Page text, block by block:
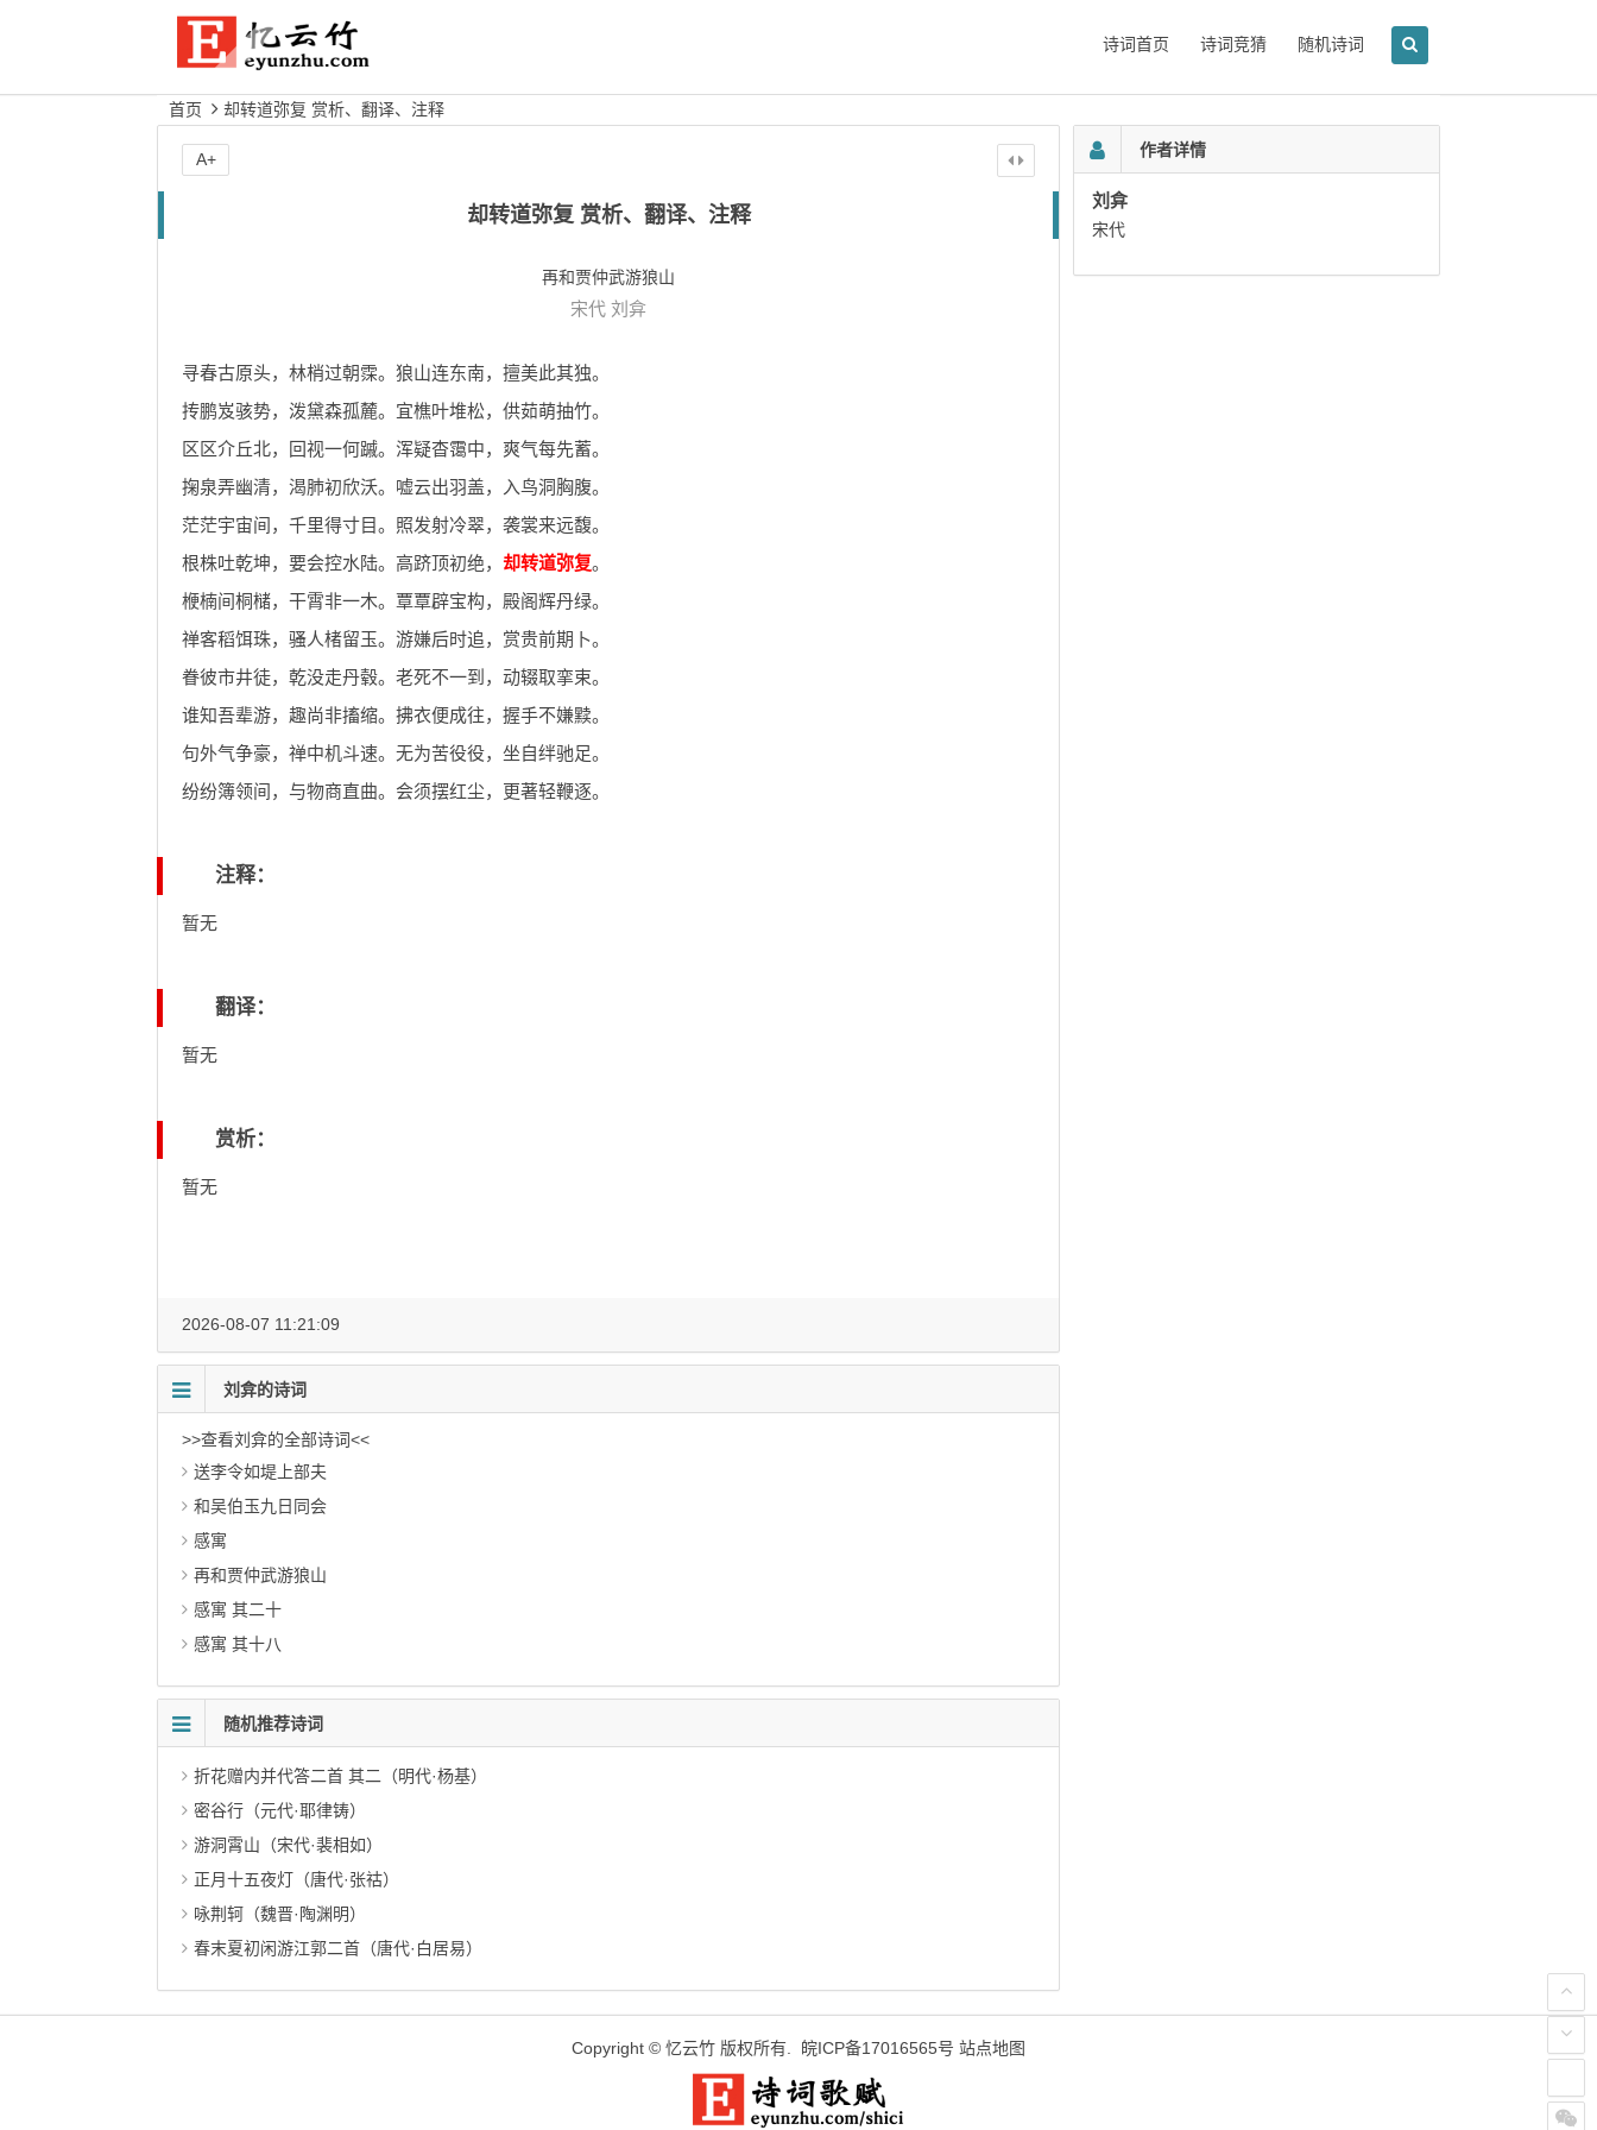
诗词首页 诗词竞猜 随机诗词
首页 却转道弥复 赏析、翻译、注释
却转道弥复 赏析、翻译、注释
再和贾仲武游狼山
宋代 刘弇
寻春古原头，林梢过朝霂。狼山连东南，擅美此其独。
抟鹏岌骇势，泼黛森孤麓。宜樵叶堆松，供茹萌抽竹。
区区介丘北，回视一何䠞。浑疑杳霭中，爽气每先蓄。
掬泉弄幽清，渴肺初欣沃。嘘云出羽盖，入鸟洞胸腹。
茫茫宇宙间，千里得寸目。照发射冷翠，袭裳来远馥。
根株吐乾坤，要会控水陆。高跻顶初绝， 却转道弥复。
楩楠间桐槠，干霄非一木。覃覃辟宝构，殿阁辉丹绿。
禅客稻饵珠，骚人楮留玉。游嫌后时追，赏贵前期卜。
眷彼市井徒，乾没走丹毂。老死不一到，动辍取挛束。
谁知吾辈游，趣尚非搐缩。拂衣便成往，握手不嫌黩。
句外气争豪，禅中机斗速。无为苦役役，坐自绊驰足。
纷纷簿领间，与物商直曲。会须摆红尘，更著轻鞭逐。
注释：
暂无
翻译：
暂无
赏析：
暂无
A+
2026-08-07 11:21:09
刘弇的诗词
>>查看刘弇的全部诗词<<
送李令如堤上部夫
和吴伯玉九日同会
感寓
再和贾仲武游狼山
感寓 其二十
感寓 其十八
随机推荐诗词
折花赠内并代答二首 其二（明代·杨基）
密谷行（元代·耶律铸）
游洞霄山（宋代·裴相如）
正月十五夜灯（唐代·张祜）
咏荆轲（魏晋·陶渊明）
春末夏初闲游江郭二首（唐代·白居易）
作者详情
刘弇
宋代
Copyright © 忆云竹 版权所有. 皖ICP备17016565号 站点地图